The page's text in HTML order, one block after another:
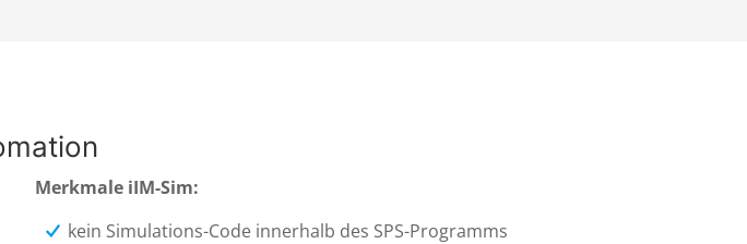
Merkmale iIM-Sim:
kein Simulations-Code innerhalb des SPS-Programms